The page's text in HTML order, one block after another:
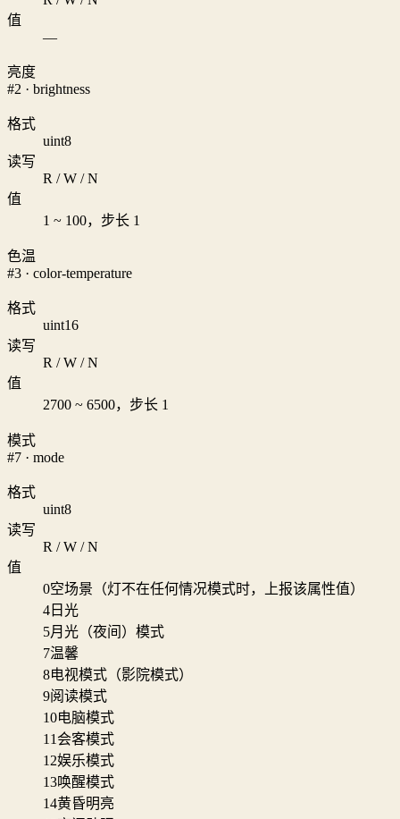
值
—
亮度
#2 · brightness
格式
uint8
读写
R / W / N
值
1 ~ 100，步长 1
色温
#3 · color-temperature
格式
uint16
读写
R / W / N
值
2700 ~ 6500，步长 1
模式
#7 · mode
格式
uint8
读写
R / W / N
值
0空场景（灯不在任何情况模式时，上报该属性值）
4 日光
5月光（夜间）模式
7温馨
8电视模式（影院模式）
9阅读模式
10电脑模式
11 会客模式
12娱乐模式
13唤醒模式
14黄昏明亮